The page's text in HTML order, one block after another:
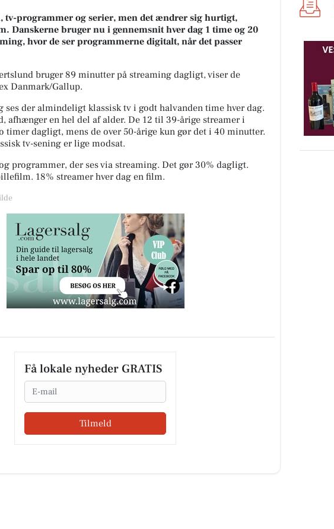
tv-programmer og serier, men det ændrer sig hurtigt,
Danskerne bruger nu i gennemsnit hver dag 1 time og 20
hvor de ser programmerne digitalt, når det passer
bruger 89 minutter på streaming dagligt, viser de
Danmark/Gallup.
ses der almindeligt klassisk tv i godt halvanden time hver dag.
afhænger en hel del af alder. De 12 til 39-årige streamer i
timer dagligt, mens de over 50-årige kun gør det i 40 minutter.
tv-sening er lige modsat.
programmer, der ses via streaming. Det gør 30% dagligt.
18% streamer hver dag en film.
Få lokale nyheder GRATIS
Email
Tilmeld